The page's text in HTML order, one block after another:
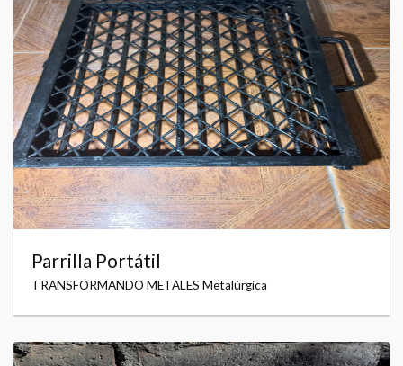
Parrilla Portátil
TRANSFORMANDO METALES Metalúrgica